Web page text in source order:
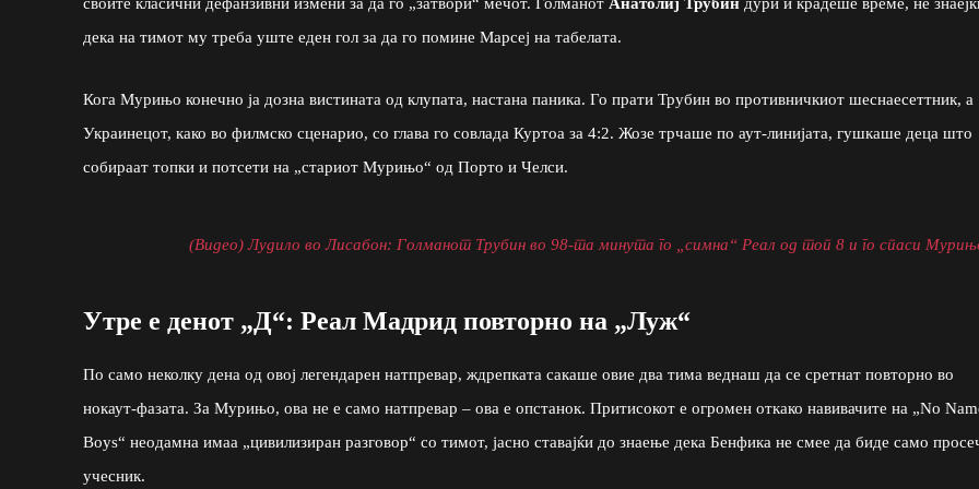
своите класични дефанзивни измени за да го „затвори“ мечот. Голманот Анатолиј Трубин дури и крадеше време, не
дека на тимот му треба уште еден гол за да го помине Марсеј на табелата.
Кога Мурињо конечно ја дозна вистината од клупата, настана паника. Го прати Трубин во противничкиот шеснаесеттник, а
Украинецот, како во филмско сценарио, со глава го совлада Куртоа за 4:2. Жозе трчаше по аут-линијата, гушкаше деца што
собираат топки и потсети на „стариот Мурињо“ од Порто и Челси.
(Видео) Лудило во Лисабон: Голманот Трубин во 98-та минута го „симна“ Реал од топ 8 и го спаси
Утре е денот „Д“: Реал Мадрид повторно на „Луж“
По само неколку дена од овој легендарен натпревар, ждрепката сакаше овие два тима веднаш да се сретнат повторно во
нокаут-фазата. За Мурињо, ова не е само натпревар – ова е опстанок. Притисокот е огромен откако навивачите на „No
Boys“ неодамна имаа „цивилизиран разговор“ со тимот, јасно ставајќи до знаење дека Бенфика не смее да биде само
учесник.